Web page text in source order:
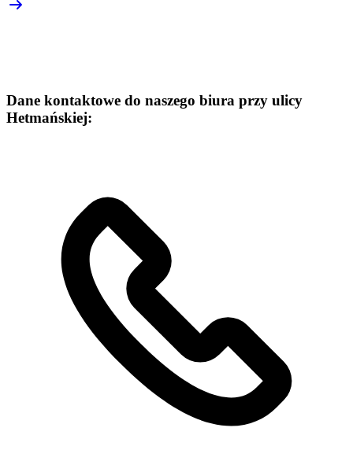
Dane kontaktowe do naszego biura przy ulicy
Hetmańskiej: